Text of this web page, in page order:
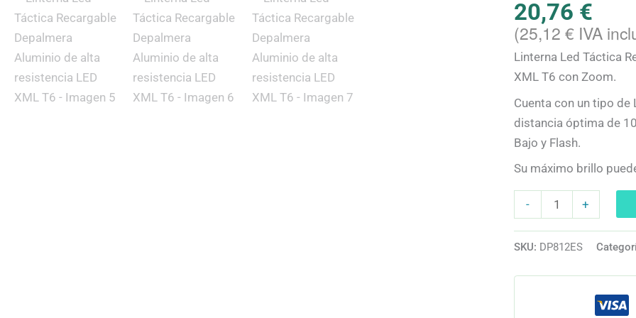
20,76 €
(25,12€ IVA
Linterna Led Táctica
XML T6 con Zoom.
Cuenta con un tipo de
distancia óptima de
Bajo y Flash.
Su máximo brillo
-
XML
T6
cantidad
+
SKU: DP812ES